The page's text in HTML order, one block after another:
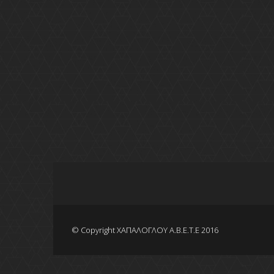
© Copyright ΧΑΠΑΛΟΓΛΟΥ Α.Β.Ε.Τ.Ε 2016